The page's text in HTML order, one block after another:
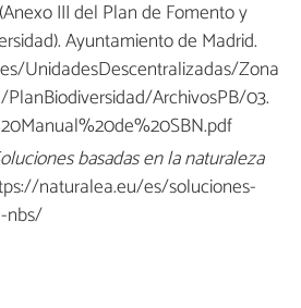
III del Plan de Fomento y
Ayuntamiento de Madrid.
UnidadesDescentralizadas/Zona
ArchivosPB/03.
basadas en la naturaleza
naturalea.eu/es/soluciones-
nbs/